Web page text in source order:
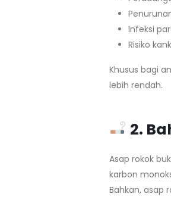
Infeksi
Risiko
Khusus bagi
lebih rendah.
2.
Asap rokok
karbon
Bahkan, asap